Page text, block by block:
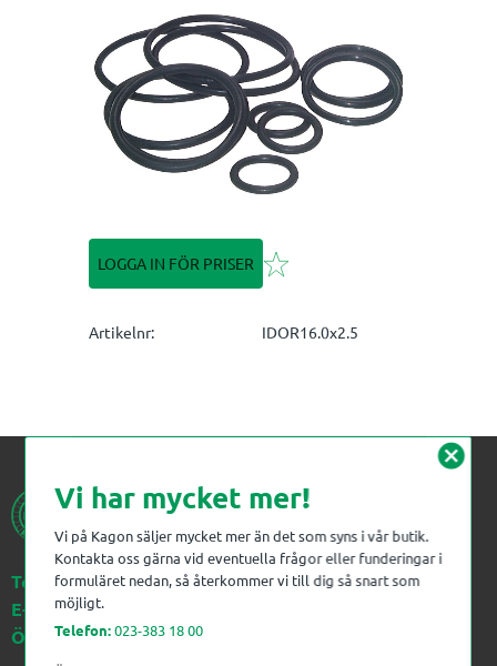
LOGGA IN FÖR PRISER Lägg till i favoriter
Artikelnr IDOR16.0x2.5
Telefon:023-383 18 00
E-post:kagon@kagon.se
Öppettider:Måndag-Fredag, 07-16
cancel
Vi har mycket mer!
Vi på Kagon säljer mycket mer än det som syns i vår butik.
Kontakta oss gärna vid eventuella frågor eller funderingar i
formuläret nedan, så återkommer vi till dig så snart som
möjligt.
Telefon:023-383 18 00